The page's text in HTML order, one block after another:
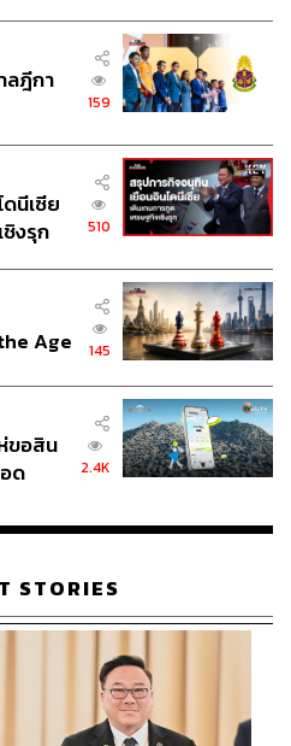
ลฎีกา
159
นีเซีย
งรุก
510
Age
145
ขอสิน
ด
2.4K
STORIES